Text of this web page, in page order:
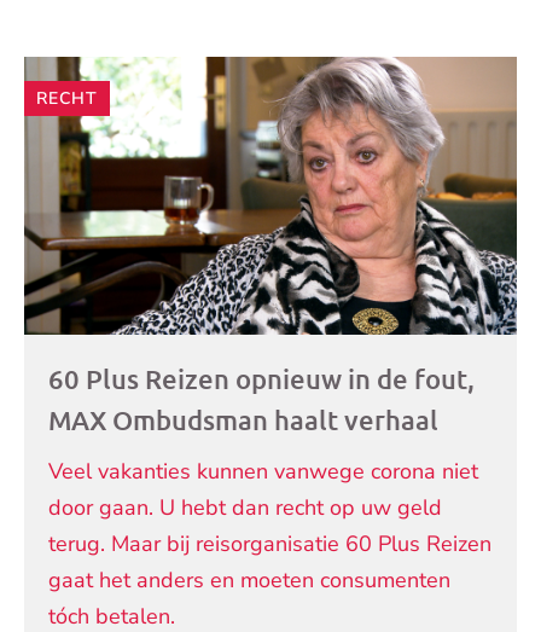
Andere
artikelen
RECHT
60 Plus Reizen opnieuw in de fout,
MAX Ombudsman haalt verhaal
Veel vakanties kunnen vanwege corona niet
door gaan. U hebt dan recht op uw geld
terug. Maar bij reisorganisatie 60 Plus Reizen
gaat het anders en moeten consumenten
tóch betalen.